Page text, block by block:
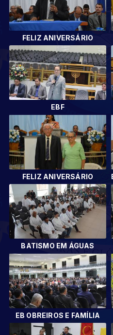
FELIZ ANIVERSÁRIO
EBF
FELIZ ANIVERSÁRIO
BATISMO EM ÁGUAS
EB OBREIROS E FAMÍLIA